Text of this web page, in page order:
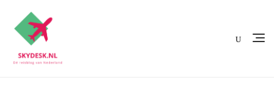
naar
inhoud